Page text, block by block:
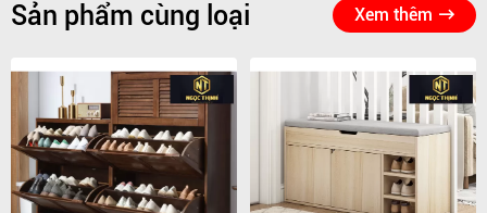
Sản phẩm cùng loại Xem thêm